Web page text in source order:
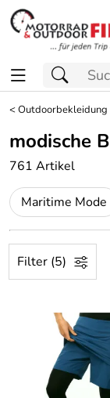
<Outdoorbekleidung
modische
761 Artikel
Maritime Mode
Filter (5)